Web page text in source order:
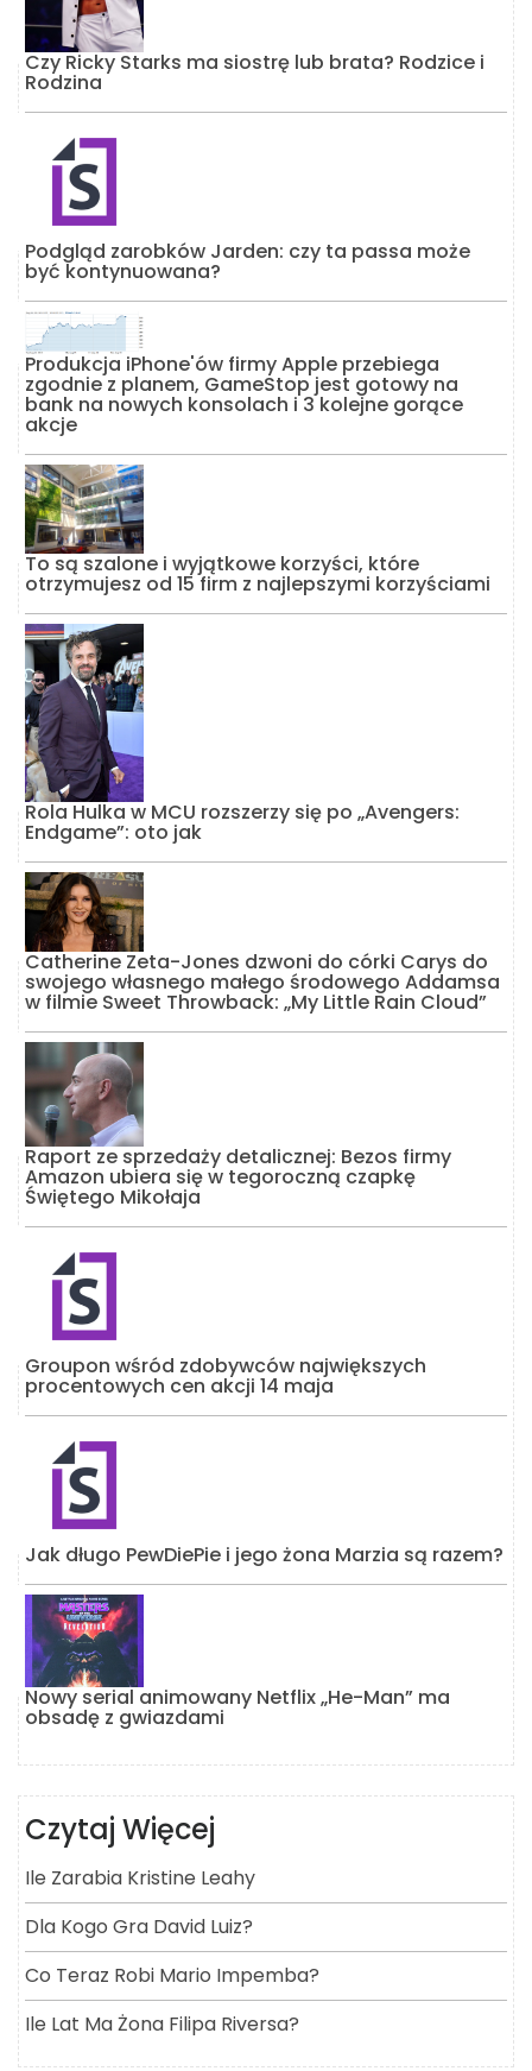
Czy Ricky Starks ma siostrę lub brata? Rodzice i
Rodzina
Podgląd zarobków Jarden: czy ta passa może
być kontynuowana?
Produkcja iPhone'ów firmy Apple przebiega
zgodnie z planem, GameStop jest gotowy na
bank na nowych konsolach i 3 kolejne gorące
akcje
To są szalone i wyjątkowe korzyści, które
otrzymujesz od 15 firm z najlepszymi korzyściami
Rola Hulka w MCU rozszerzy się po „Avengers:
Endgame”: oto jak
Catherine Zeta-Jones dzwoni do córki Carys do
swojego własnego małego środowego Addamsa
w filmie Sweet Throwback: „My Little Rain Cloud”
Raport ze sprzedaży detalicznej: Bezos firmy
Amazon ubiera się w tegoroczną czapkę
Świętego Mikołaja
Groupon wśród zdobywców największych
procentowych cen akcji 14 maja
Jak długo PewDiePie i jego żona Marzia są razem?
Nowy serial animowany Netflix „He-Man” ma
obsadę z gwiazdami
Czytaj Więcej
Ile Zarabia Kristine Leahy
Dla Kogo Gra David Luiz?
Co Teraz Robi Mario Impemba?
Ile Lat Ma Żona Filipa Riversa?